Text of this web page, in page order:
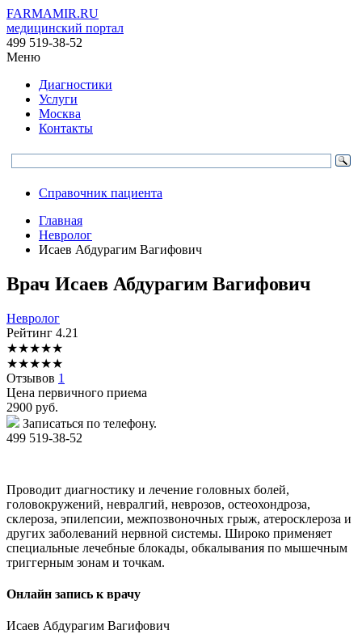
FARMAMIR.RU
медицинский портал
499 519-38-52
Меню
Диагностики
Услуги
Москва
Контакты
Справочник пациента
Главная
Невролог
Исаев Абдурагим Вагифович
Врач Исаев Абдурагим Вагифович
Невролог
Рейтинг 4.21
★★★★★
★★★★★
Отзывов 1
Цена первичного приема
2900 руб.
Записаться по телефону.
499 519-38-52
Проводит диагностику и лечение головных болей,
головокружений, невралгий, неврозов, остеохондроза,
склероза, эпилепсии, межпозвоночных грыж, атеросклероза и
других заболеваний нервной системы. Широко применяет
специальные лечебные блокады, обкалывания по мышечным
триггерным зонам и точкам.
Онлайн запись к врачу
Исаев Абдурагим Вагифович